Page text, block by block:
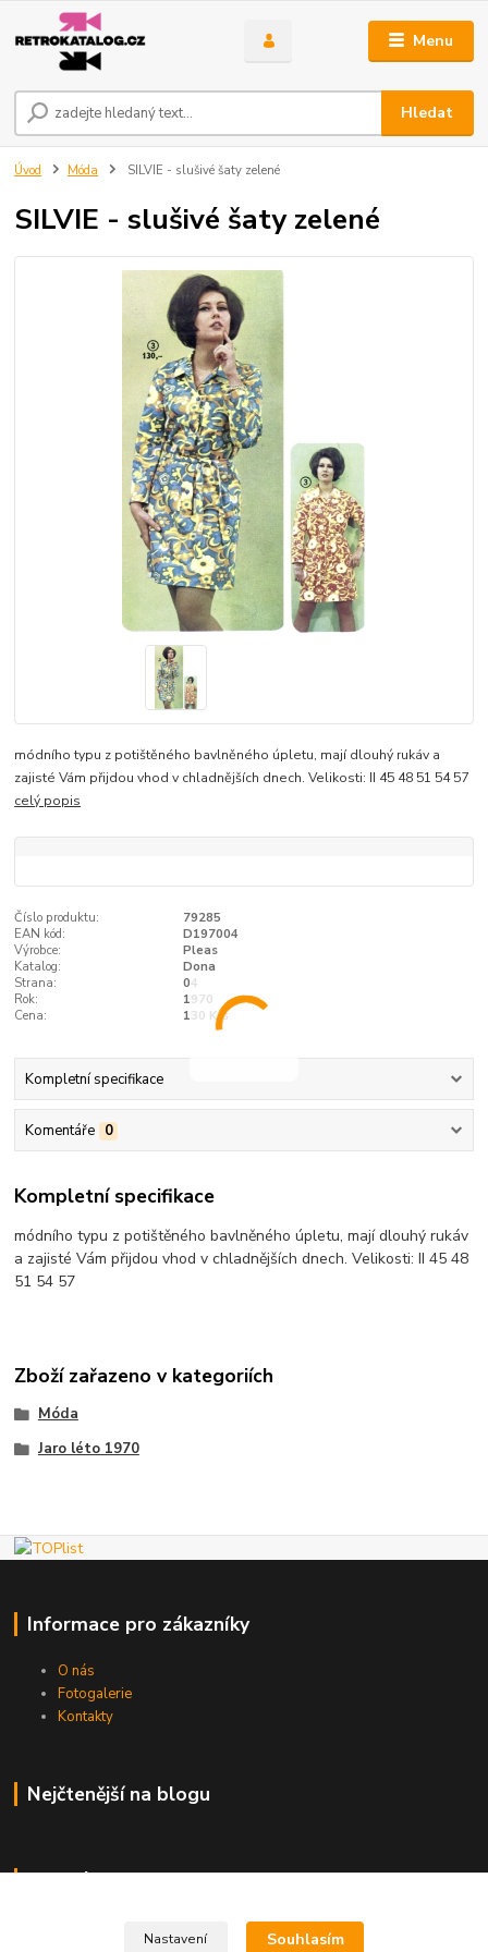
Menu
Hledat
Úvod Móda SILVIE - slušivé šaty zelené
SILVIE - slušivé šaty zelené
módního typu z potištěného bavlněného úpletu, mají dlouhý rukáv a
zajisté Vám přijdou vhod v chladnějších dnech. Velikosti: II 45 48 51 54 57
celý popis
Číslo produktu:
79285
EAN kód:
D197004
Výrobce:
Pleas
Katalog:
Dona
Strana:
04
Rok:
1970
Cena:
130 Kčs
Kompletní specifikace
Komentáře 0
Kompletní specifikace
módního typu z potištěného bavlněného úpletu, mají dlouhý rukáv
a zajisté Vám přijdou vhod v chladnějších dnech. Velikosti: II 45 48
51 54 57
Zboží zařazeno v kategoriích
Móda
Jaro léto 1970
Informace pro zákazníky
O nás
Fotogalerie
Kontakty
Nejčtenější na blogu
Kde nás najdete
Nastavení Souhlasím